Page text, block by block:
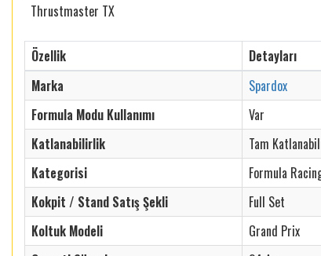
Thrustmaster TX
Özellik
Detayları
Marka
Spardox
Formula Modu Kullanımı
Var
Katlanabilirlik
Tam
Kategorisi
Formula
Kokpit / Stand Satış Şekli
Full Set
Koltuk Modeli
Grand Prix